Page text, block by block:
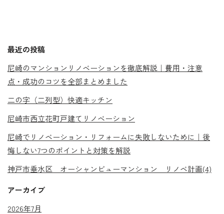
最近の投稿
尼崎のマンションリノベーションを徹底解説｜費用・注意
点・成功のコツを全部まとめました
二の字（二列型）快適キッチン
尼崎市西立花町戸建てリノベーション
尼崎でリノベーション・リフォームに失敗しないために｜後
悔しない7つのポイントと対策を解説
神戸市垂水区 オーシャンビューマンション リノベ計画(4)
アーカイブ
2026年7月